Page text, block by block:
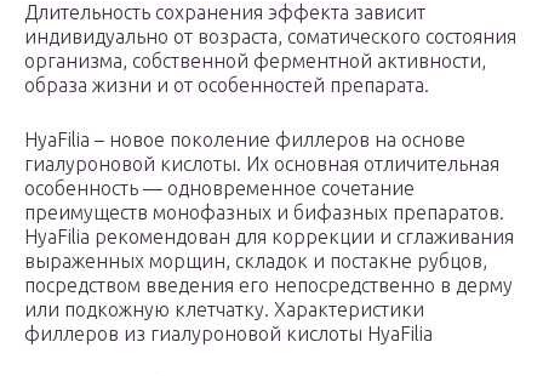
Длительность сохранения эффекта зависит
индивидуально от возраста, соматического состояния
организма, собственной ферментной активности,
образа жизни и от особенностей препарата.
HyaFilia – новое поколение филлеров на основе
гиалуроновой кислоты. Их основная отличительная
особенность — одновременное сочетание
преимуществ монофазных и бифазных препаратов.
HyaFilia рекомендован для коррекции и сглаживания
выраженных морщин, складок и постакне рубцов,
посредством введения его непосредственно в дерму
или подкожную клетчатку. Характеристики
филлеров из гиалуроновой кислоты HyaFilia